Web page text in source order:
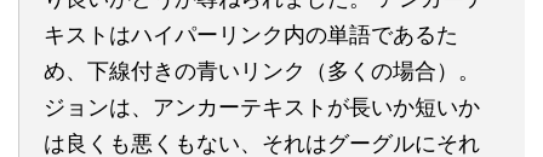
キストはハイパーリンク内の単語であるた
め、下線付きの青いリンク（多くの場合）。
ジョンは、アンカーテキストが長いか短いか
は良くも悪くもない、それはグーグルにそれ